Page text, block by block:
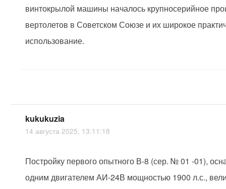
винтокрылой машины началось крупносерийное
вертолетов в Советском Союзе и их широкое
использование.
kukukuzia
14 августа 2025, 13:11:18
Постройку первого опытного В-8 (сер. № 01 -01),
одним двигателем АИ-24В мощностью 1900 л.с.,